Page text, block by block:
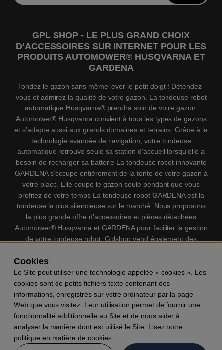
GPL SHOP - LE PLUS GRAND CHOIX
D’ACCESSOIRES SUR INTERNET POUR LES
PRODUITS AUTOMOWER® HUSQVARNA ET
GARDENA
Tondez le gazon sans même lever le petit doigt ! Détendez-
vous et admirez la qualité de votre gazon. La tondeuse robot
automatique Husqvarna® prendra soin de votre gazon.
Automower® Husqvarna convient à tous les types de gazons
et s’adapte aussi aux grands domaines et terrains. Grâce à la
technologie avancée de navigation, votre tondeuse
automatique retrouve seule sa station d’accueil lorsqu’elle a
besoin de recharger sa batterie La tondeuse robot innovante
GARDENA s’occupe entièrement de la tonte de votre gazon à
votre place. Elle coupe le gazon seule pendant que vous
profitez de votre temps La tondeuse robot GARDENA est la
tondeuse la plus silencieuse sur le marché. Nous proposons
la plus grande offre d’accessoires et pièces détachées
Automower® Husqvarna et GARDENA pour faciliter la gestion
de votre tondeuse robot. Gplshop vend également des
individuel, Coupe-bordures, Débroussailleuses, Taille haies,
Motoculteurs, Souffleur, Souffleuses à neige, Nettoyeurs
haute pression, Aspirateur, Découpeuses, Haches, Outils
forestiers, Lubrifiants, Carburants, Jouets ETC.
Cookies
Le Site peut utiliser une technologie appelée « cookies ». Les
cookies sont de petits fichiers texte contenant des
informations, enregistrés sur votre ordinateur par la page
Web que vous visitez. Leur utilisation permet de fournir une
fonctionnalité additionnelle au Site et de nous aider à
analyser la manière dont est utilisé le Site. Lisez notre
politique en matière de cookies